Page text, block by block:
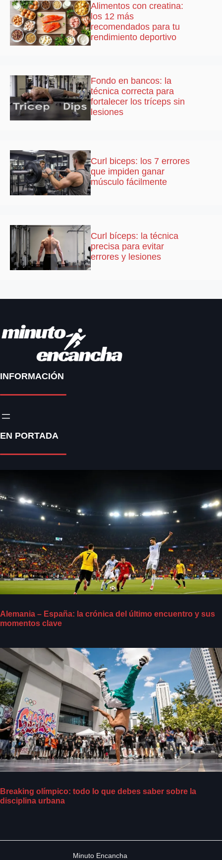
Alimentos con creatina:
los 12 más
recomendados para tu
rendimiento deportivo
Fondo en bancos: la
técnica correcta para
fortalecer los tríceps sin
lesiones
Curl biceps: los 7 errores
que impiden ganar
músculo fácilmente
Curl bíceps: la técnica
precisa para evitar
errores y lesiones
INFORMACIÓN
EN PORTADA
Alemania – España: la crónica del último encuentro y sus
momentos clave
Breaking olímpico: todo lo que debes saber sobre la
disciplina urbana
Minuto Encancha